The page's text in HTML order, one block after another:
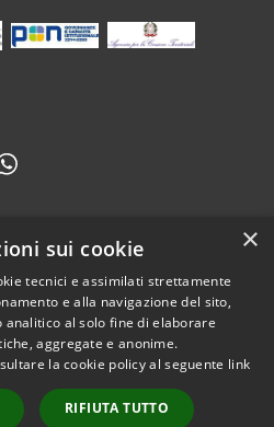
Gandino • Powered by
Municipium•Accesso
redazione
×
sui cookie
tecnici e assimilati strettamente
e alla navigazione del sito,
analitico al solo fine di elaborare
aggregate e anonime.
la cookie policy al seguente link
RIFIUTA TUTTO